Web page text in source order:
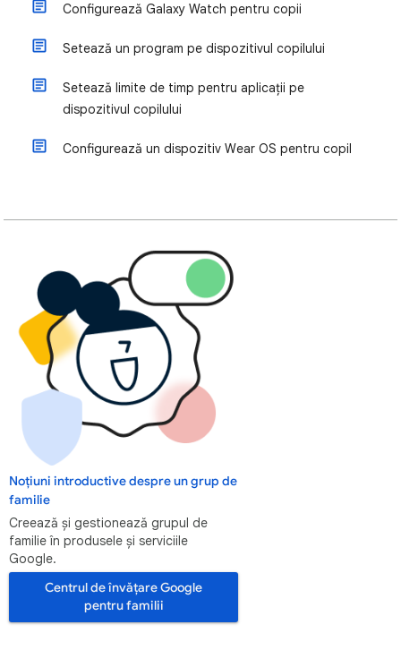
Configurează Galaxy Watch pentru copii
Setează un program pe dispozitivul copilului
Setează limite de timp pentru aplicații pe
dispozitivul copilului
Configurează un dispozitiv Wear OS pentru copil
Noțiuni introductive despre un grup de
familie
Creează și gestionează grupul de
familie în produsele și serviciile
Google.
Centrul de învățare Google
pentru familii